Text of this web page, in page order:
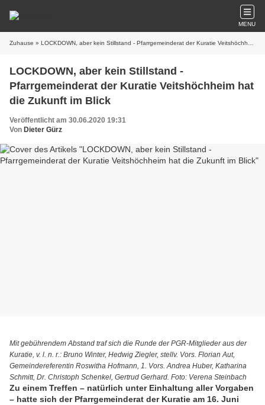
MENU
Zuhause » LOCKDOWN, aber kein Stillstand - Pfarrgemeinderat der Kuratie Veitshöchheim hat die Zukunft im Blick
LOCKDOWN, aber kein Stillstand -
Pfarrgemeinderat der Kuratie Veitshöchheim hat
die Zukunft im Blick
Veröffentlicht am 30.06.2020 19:31
Von Dieter Gürz
Mit gebührendem Abstand traf sich die Runde der PGR-Mitglieder aus der
Kuratie, v. l. n. r.: Bruno Winter, Hedwig Ziegler, stellv. Vors. Florian Aut,
Gemeindereferentin Roswitha Hofmann, 1. Vors. Andrea Huber, Katharina
Schmitt, Dr. Christoph Schenkel, Gertrud Gerhard. Foto: Verena Steinbach
Zu einem Treffen – natürlich unter Einhaltung aller Vorgaben
– hatte sich der Pfarrgemeinderat der Kuratie am 16. Juni